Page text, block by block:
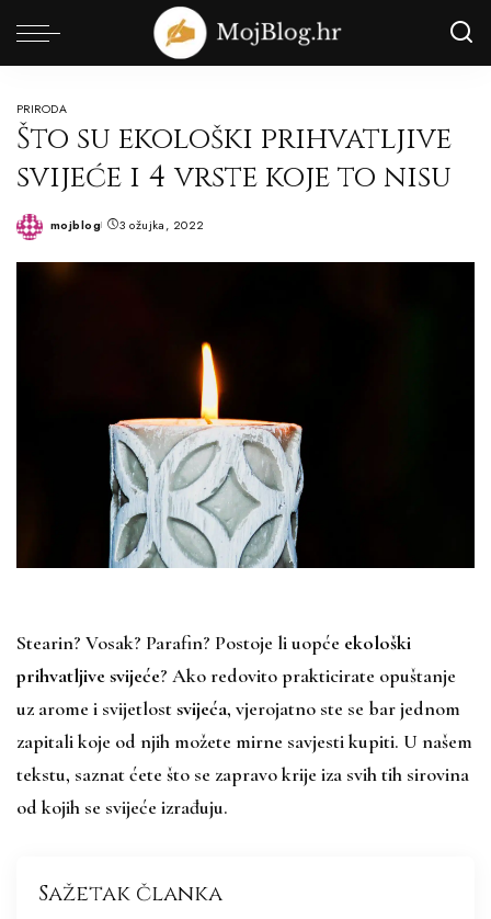
PRIRODA
Što su ekološki prihvatljive
svijeće i 4 vrste koje to nisu
Posted
mojblog 3 ožujka, 2022
Stearin? Vosak? Parafin? Postoje li uopće ekološki
prihvatljivesvijeće? Ako redovito prakticirate opuštanje
uz arome i svijetlostsvijeća, vjerojatno ste se bar jednom
zapitali koje od njih možete mirne savjesti kupiti. U našem
tekstu, saznat ćete što se zapravo krije iza svih tih sirovina
od kojih se svijeće izrađuju.
Sažetak članka